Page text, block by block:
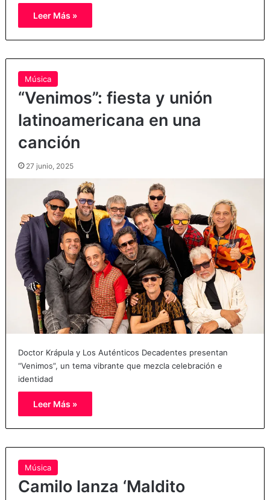
Leer Más »
Música
“Venimos”: fiesta y unión
latinoamericana en una
canción
27 junio, 2025
Doctor Krápula y Los Auténticos Decadentes presentan
“Venimos”, un tema vibrante que mezcla celebración e
identidad
Leer Más »
Música
Camilo lanza ‘Maldito